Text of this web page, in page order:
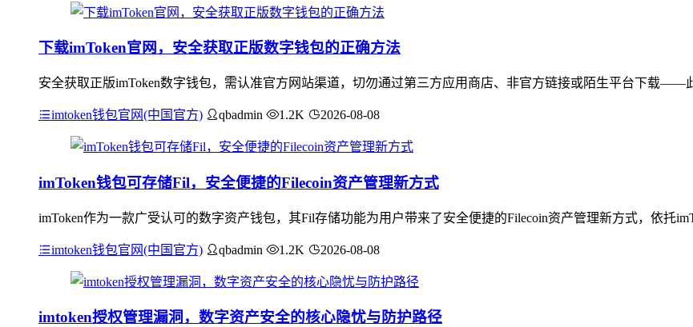
下载imToken官网，安全获取正版数字钱包的正确方法
安全获取正版imToken数字钱包，需认准官方网站渠道，切勿通过第三方应用商店、非官方链接或陌生平台下载——
imtoken钱包官网(中国官方) qbadmin 1.2K 2026-08-08
imToken钱包可存储Fil，安全便捷的Filecoin资产管理新方式
imToken作为一款广受认可的数字资产钱包，其Fil存储功能为用户带来了安全便捷的Filecoin资产管理新方式，依托
imtoken钱包官网(中国官方) qbadmin 1.2K 2026-08-08
imtoken授权管理漏洞，数字资产安全的核心隐忧与防护路径